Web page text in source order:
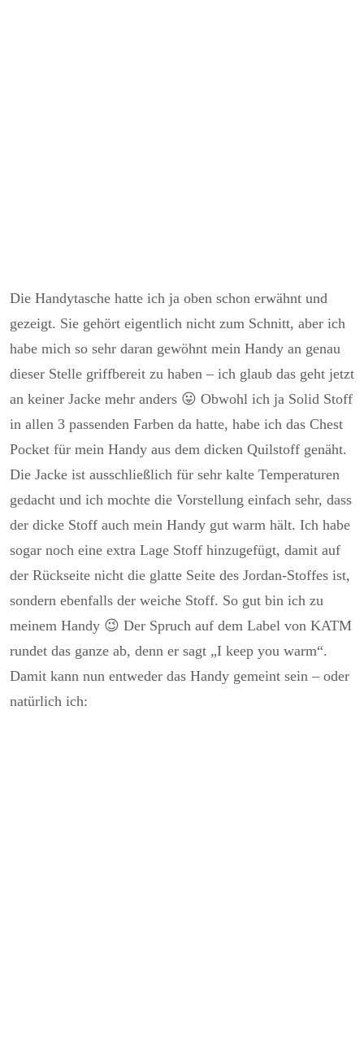
Die Handytasche hatte ich ja oben schon erwähnt und
gezeigt. Sie gehört eigentlich nicht zum Schnitt, aber ich
habe mich so sehr daran gewöhnt mein Handy an genau
dieser Stelle griffbereit zu haben – ich glaub das geht jetzt
an keiner Jacke mehr anders 😛 Obwohl ich ja Solid Stoff
in allen 3 passenden Farben da hatte, habe ich das Chest
Pocket für mein Handy aus dem dicken Quilstoff genäht.
Die Jacke ist ausschließlich für sehr kalte Temperaturen
gedacht und ich mochte die Vorstellung einfach sehr, dass
der dicke Stoff auch mein Handy gut warm hält. Ich habe
sogar noch eine extra Lage Stoff hinzugefügt, damit auf
der Rückseite nicht die glatte Seite des Jordan-Stoffes ist,
sondern ebenfalls der weiche Stoff. So gut bin ich zu
meinem Handy 😉 Der Spruch auf dem Label von KATM
rundet das ganze ab, denn er sagt „I keep you warm“.
Damit kann nun entweder das Handy gemeint sein – oder
natürlich ich: